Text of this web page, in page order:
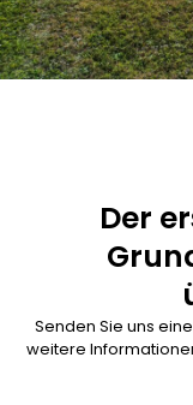
Der
Senden Sie uns
weitere